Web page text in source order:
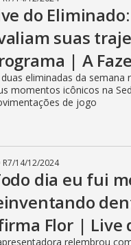
do
suas
| A
eliminadas da semana
momentos icônicos na
de jogo
R7/14/12/2024
dia eu fui
Flor | Live
relembrou